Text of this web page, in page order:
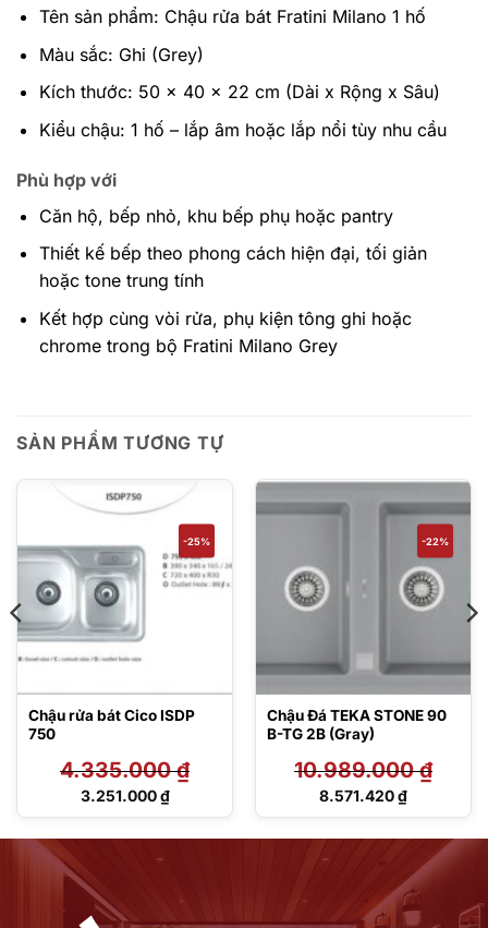
Tên sản phẩm: Chậu rửa bát Fratini Milano 1 hố
Màu sắc: Ghi (Grey)
Kích thước: 50 x 40 x 22 cm (Dài x Rộng x Sâu)
Kiểu chậu: 1 hố – lắp âm hoặc lắp nổi tùy nhu cầu
Phù hợp với
Căn hộ, bếp nhỏ, khu bếp phụ hoặc pantry
Thiết kế bếp theo phong cách hiện đại, tối giản
hoặc tone trung tính
Kết hợp cùng vòi rửa, phụ kiện tông ghi hoặc
chrome trong bộ Fratini Milano Grey
SẢN PHẨM TƯƠNG TỰ
-25%
Chậu rửa bát Cico ISDP
750
4.335.000₫
Giá
3.251.000₫
Giá
-22%
Chậu Đá TEKA STONE 90
B-TG 2B (Gray)
10.989.000₫
Giá
10.989.000 ₫.
8.571.420₫
Giá
8.571.420 ₫.